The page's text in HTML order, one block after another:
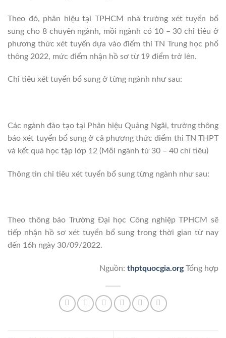
Theo đó, phân hiệu tại TPHCM nhà trường xét tuyển bổ
sung cho 8 chuyên ngành, mồi ngành có 10 – 30 chỉ tiêu ở
phương thức xét tuyển dựa vào điểm thi TN Trung học phổ
thông 2022, mức điểm nhận hồ sơ từ 19 điểm trở lên.
Chỉ tiêu xét tuyển bổ sung ở từng ngành như sau:
Các ngành đào tạo tại Phân hiệu Quảng Ngãi, trường thông
báo xét tuyển bổ sung ở cả phương thức điểm thi TN THPT
và kết quả học tập lớp 12 (Mỗi ngành từ 30 – 40 chỉ tiêu)
Thông tin chỉ tiêu xét tuyển bổ sung từng ngành như sau:
Theo thông báo Trường Đại học Công nghiệp TPHCM sẽ
tiếp nhận hồ sơ xét tuyển bổ sung trong thời gian từ nay
đến 16h ngày 30/09/2022.
Nguồn: thptquocgia.orgTổng hợp